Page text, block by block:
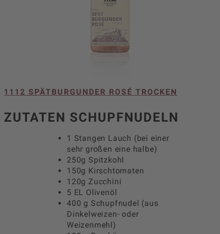
1112 SPÄTBURGUNDER ROSÉ TROCKEN
ZUTATEN SCHUPFNUDELN
1 Stangen Lauch (bei einer
sehr großen eine halbe)
250g Spitzkohl
150g Kirschtomaten
120g Zucchini
5 EL Olivenöl
400 g Schupfnudel (aus
Dinkelweizen- oder
Weizenmehl)